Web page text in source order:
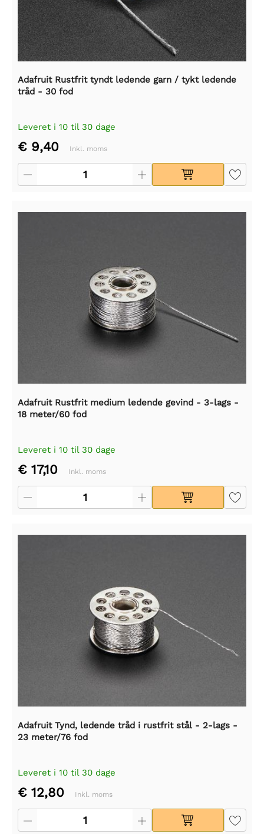
Adafruit Rustfrit tyndt ledende garn / tykt ledende
tråd - 30 fod
Leveret i 10 til 30 dage
€ 9,40 Inkl. moms
Adafruit Rustfrit medium ledende gevind - 3-lags -
18 meter/60 fod
Leveret i 10 til 30 dage
€ 17,10 Inkl. moms
Adafruit Tynd, ledende tråd i rustfrit stål - 2-lags -
23 meter/76 fod
Leveret i 10 til 30 dage
€ 12,80 Inkl. moms